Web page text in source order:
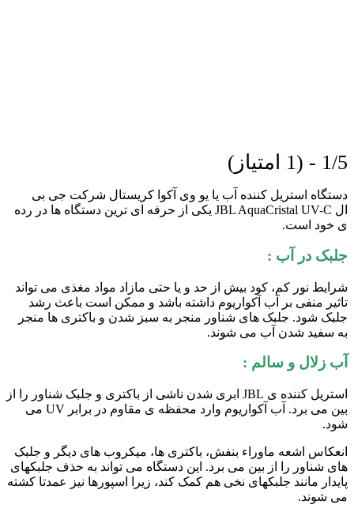
1/5 - (1 امتیاز)
دستگاه استریل کننده آب یا یو وی آکوا کریستال شرکت جی بی
ال JBL AquaCristal UV-C یکی از حرفه ای ترین دستگاه ها در رده
ی خود است.
جلبک در آب :
شرایط نور کم، کود بیش از حد و یا حتی مازاد مواد مغذی می تواند
تاثیر منفی بر آب آکواریوم داشته باشد و ممکن است باعث رشد
جلبک شود. جلبک های شناور منجر به سبز شدن و باکتری ها منجر
به سفید شدن آب می شوند.
آب زلال و سالم :
استریل کننده ی JBL ابری شدن ناشی از باکتری و جلبک شناور را از
بین می برد. آب آکواریوم وارد محفظه ی مقاوم در برابر UV می
شود.
انعکاس اشعه ماوراء بنفش، باکتری ها، میکروب های دیگر و جلبک
های شناور را از بین می برد. این دستگاه می تواند به حذف جلبکهای
پایدار مانند جلبکهای نخی هم کمک کند، زیرا اسپورها نیز عمدتا کشته
می شوند.